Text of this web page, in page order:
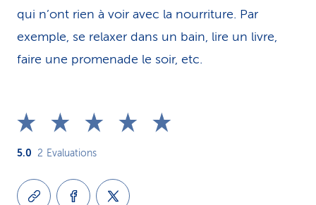
qui n’ont rien à voir avec la nourriture. Par
exemple, se relaxer dans un bain, lire un livre,
faire une promenade le soir, etc.
5.0 2 Evaluations